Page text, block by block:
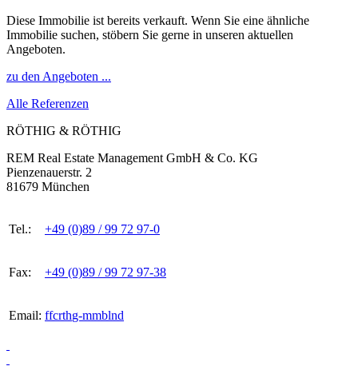
Diese Immobilie ist bereits verkauft. Wenn Sie eine ähnliche
Immobilie suchen, stöbern Sie gerne in unseren aktuellen
Angeboten.
zu den Angeboten ...
Alle Referenzen
RÖTHIG & RÖTHIG
REM Real Estate Management GmbH & Co. KG
Pienzenauerstr. 2
81679 München
Tel.: +49 (0)89 / 99 72 97-0
Fax: +49 (0)89 / 99 72 97-38
Email: ffcrthg-mmblnd